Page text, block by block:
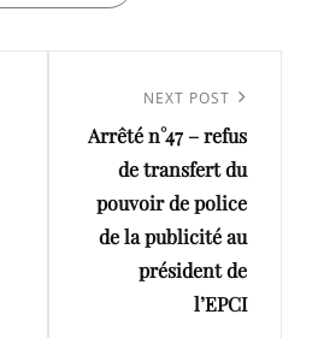
Post
NEXT POST
Arrêté n°47 – refus
de transfert du
pouvoir de police
de la publicité au
président de
l’EPCI